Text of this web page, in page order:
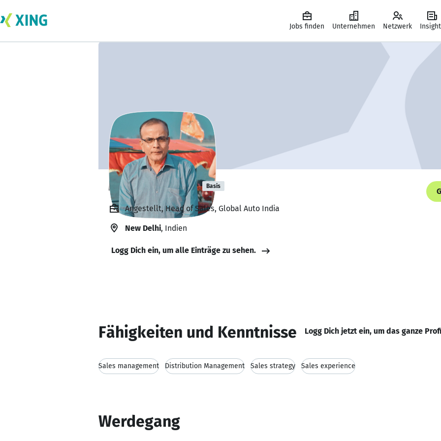
Jobs finden Unternehmen Netzwerk
Manish Tewari Basis
Angestellt, Head of Sales, Global Auto India
New Delhi, Indien
Logg Dich ein, um alle Einträge zu sehen.
Fähigkeiten und Kenntnisse Logg Dich jetzt ein, um das ganze
Sales management Distribution Management Sales strategy Sales experience
Werdegang